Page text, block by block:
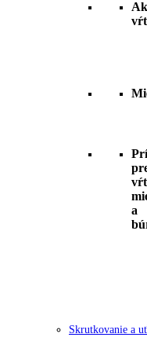
a
Skrutkovanie a